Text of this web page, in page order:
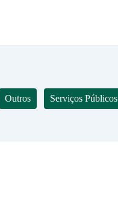
Outros Serviços Públicos